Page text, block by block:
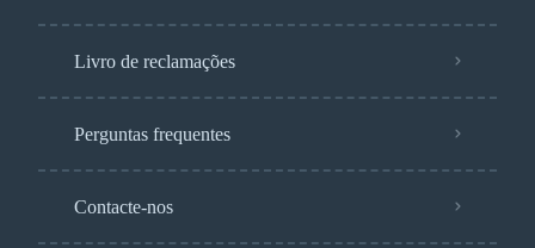
Livro de reclamações
Perguntas frequentes
Contacte-nos